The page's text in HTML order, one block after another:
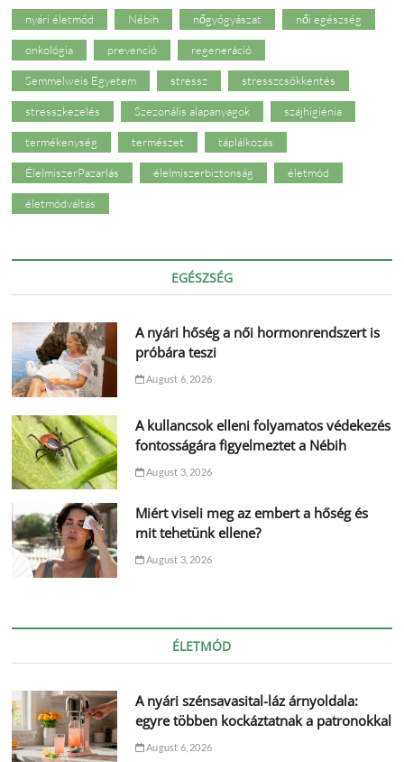
nyári életmód Nébih nőgyógyászat női egészség
onkológia prevenció regeneráció
Semmelweis Egyetem stressz stresszcsökkentés
stresszkezelés Szezonális alapanyagok szájhigiénia
termékenység természet táplálkozás
ÉlelmiszerPazarlás élelmiszerbiztonság életmód
életmódváltás
EGÉSZSÉG
A nyári hőség a női hormonrendszert is
próbára teszi
August 6, 2026
A kullancsok elleni folyamatos védekezés
fontosságára figyelmeztet a Nébih
August 3, 2026
Miért viseli meg az embert a hőség és
mit tehetünk ellene?
August 3, 2026
ÉLETMÓD
A nyári szénsavasital-láz árnyoldala:
egyre többen kockáztatnak a patronokkal
August 6, 2026